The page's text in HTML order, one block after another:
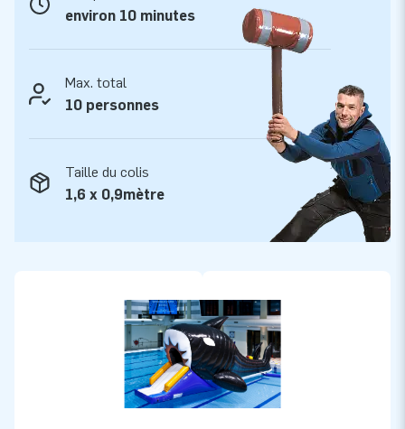
travail professionnel effectué par des équipes de
concepteurs, d'innovation, de conseil et de logistique qui
offrent des attractions gonflables uniques! JB c'est
l'assurance d'un suivi, d'un service, d'une fabrication et d'une
livraison professionnels.
environ 10 minutes
Max. total
10 personnes
Taille du colis
1,6 x 0,9mètre